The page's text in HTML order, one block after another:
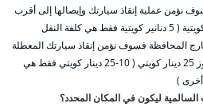
نؤمن عملية إنقاذ سيارتك وإيصالها إلى أقرب
كراج للتصليح بسعر لا يتجاوز 5 دنانير كويتية ( 5 دنانير كويتية فقط هي كلفة النقل
المحافظة فسوف نؤمن إنقاذ سيارتك المعطلة
وإيصالها إلى باب منزلك بتكلفه لا تتجاوز 25 دينار كويتي ( 10-25 دينار كويتي فقط هي
)
ليكون في المكان المحدد؟